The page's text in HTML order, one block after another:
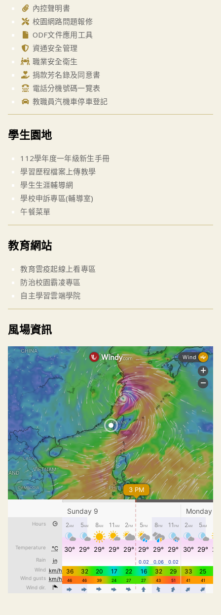
內控聲明書
校園網路問題報修
ODF文件應用工具
資通安全管理
職業安全衛生
捐款芳名錄及同意書
電話分機號碼一覽表
教職員汽機車停車登記
學生園地
112學年度一年級新生手冊
學習歷程檔案上傳教學
學生生涯輔導網
學校申訴專區(輔導室)
午餐菜單
教育網站
教育雲疫起線上看專區
防治校園霸凌專區
自主學習雲端學院
風場資訊